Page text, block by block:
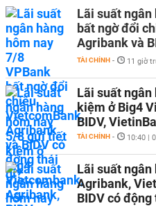
Lãi suất ngân
bất ngờ đổi
Agribank và
TÀI CHÍNH - 11 giờ
Lãi suất
kiệm ở Big4
BIDV,
TÀI CHÍNH - 10:40 |
Lãi suất
Agribank,
BIDV có